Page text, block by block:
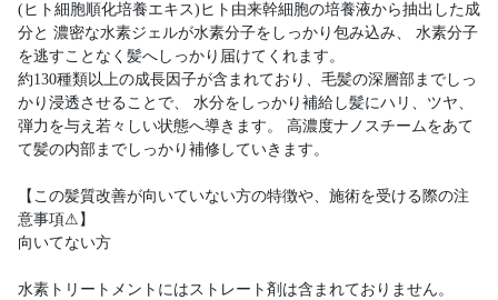
(ヒト細胞順化培養エキス)ヒト由来幹細胞の培養液から抽出した成
分と 濃密な水素ジェルが水素分子をしっかり包み込み、 水素分子
を逃すことなく髪へしっかり届けてくれます。
約130種類以上の成長因子が含まれており、毛髪の深層部までしっ
かり浸透させることで、 水分をしっかり補給し髪にハリ、ツヤ、
弾力を与え若々しい状態へ導きます。 高濃度ナノスチームをあて
て髪の内部までしっかり補修していきます。
【この髪質改善が向いていない方の特徴や、施術を受ける際の注
意事項⚠】
向いてない方
水素トリートメントにはストレート剤は含まれておりません。